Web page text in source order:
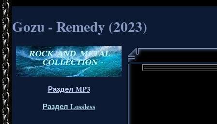
Gozu - Remedy (2023)
Раздел MP3
Раздел Lossless